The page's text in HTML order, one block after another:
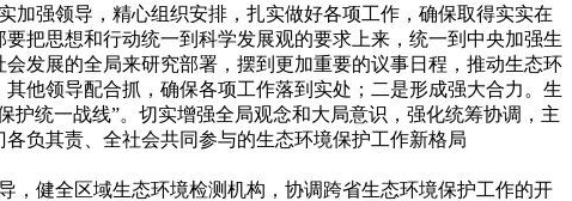
强领导，精心组织安排，扎实做好各项工作，确保取得实实在
把思想和行动统一到科学发展观的要求上来，统一到中央加强生
发展的全局来研究部署，摆到更加重要的议事日程，推动生态环
他领导配合抓，确保各项工作落到实处；二是形成强大合力。生
统一战线”。切实增强全局观念和大局意识，强化统筹协调，主
负其责、全社会共同参与的生态环境保护工作新格局
健全区域生态环境检测机构，协调跨省生态环境保护工作的开